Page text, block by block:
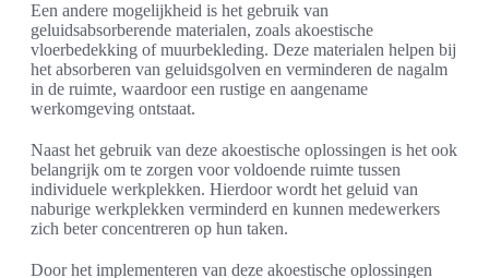
Een andere mogelijkheid is het gebruik van
geluidsabsorberende materialen, zoals akoestische
vloerbedekking of muurbekleding. Deze materialen helpen bij
het absorberen van geluidsgolven en verminderen de nagalm
in de ruimte, waardoor een rustige en aangename
werkomgeving ontstaat.
Naast het gebruik van deze akoestische oplossingen is het ook
belangrijk om te zorgen voor voldoende ruimte tussen
individuele werkplekken. Hierdoor wordt het geluid van
naburige werkplekken verminderd en kunnen medewerkers
zich beter concentreren op hun taken.
Door het implementeren van deze akoestische oplossingen